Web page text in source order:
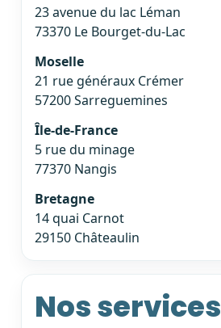
23 avenue du lac Léman
73370 Le Bourget-du-Lac
Moselle
21 rue généraux Crémer
57200 Sarreguemines
Île-de-France
5 rue du minage
77370 Nangis
Bretagne
14 quai Carnot
29150 Châteaulin
Nos services